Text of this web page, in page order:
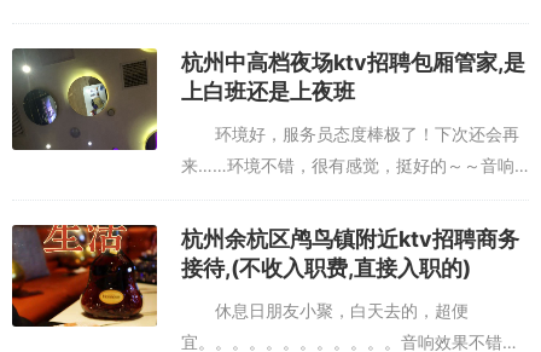
啦，环境毕竟人相对少，显得不错让给别人
了，自己没去，感觉挺好的杭州哪里夜总会招
聘女服务员,怎么能多找一些客源...
杭州中高档夜场ktv招聘包厢管家,是
上白班还是上夜班
环境好，服务员态度棒极了！下次还会再
来……环境不错，很有感觉，挺好的～～音响
有杂音会子啦啦啦啦的....别的都还行吧价格很
实惠人多，比较实惠！吃的也可以！以后还来
杭州中高档夜场ktv招...
杭州余杭区鸬鸟镇附近ktv招聘商务
接待,(不收入职费,直接入职的)
休息日朋友小聚，白天去的，超便
宜。。。。。。。。。。。。音响效果不错，